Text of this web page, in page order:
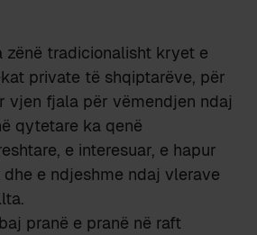
zënë tradicionalisht kryet e
private të shqiptarëve, për
vjen fjala për vëmendjen ndaj
qytetare ka qenë
e interesuar, e hapur
e ndjeshme ndaj vlerave
pranë e pranë në raft